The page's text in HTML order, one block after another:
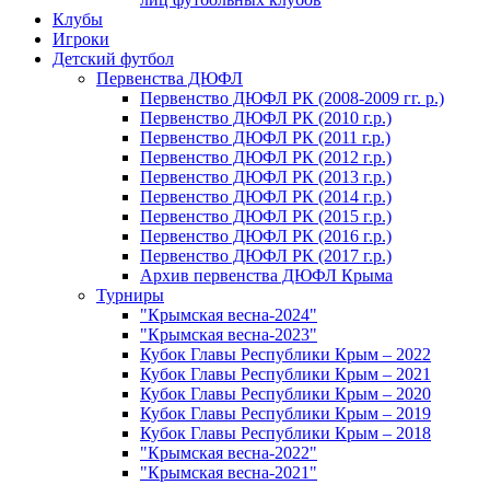
Клубы
Игроки
Детский футбол
Первенства ДЮФЛ
Первенство ДЮФЛ РК (2008-2009 гг. р.)
Первенство ДЮФЛ РК (2010 г.р.)
Первенство ДЮФЛ РК (2011 г.р.)
Первенство ДЮФЛ РК (2012 г.р.)
Первенство ДЮФЛ РК (2013 г.р.)
Первенство ДЮФЛ РК (2014 г.р.)
Первенство ДЮФЛ РК (2015 г.р.)
Первенство ДЮФЛ РК (2016 г.р.)
Первенство ДЮФЛ РК (2017 г.р.)
Архив первенства ДЮФЛ Крыма
Турниры
"Крымская весна-2024"
"Крымская весна-2023"
Кубок Главы Республики Крым – 2022
Кубок Главы Республики Крым – 2021
Кубок Главы Республики Крым – 2020
Кубок Главы Республики Крым – 2019
Кубок Главы Республики Крым – 2018
"Крымская весна-2022"
"Крымская весна-2021"